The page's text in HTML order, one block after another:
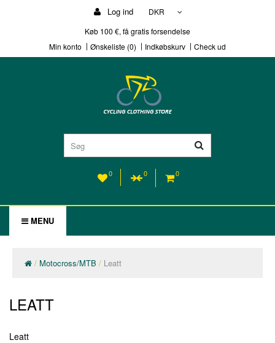
Log ind
DKR
Køb 100 €, få gratis forsendelse
Min konto
Ønskeliste (0) Indkøbskurv Check ud
0 0 0
MENU
Motocross/MTB Leatt
LEATT
Leatt